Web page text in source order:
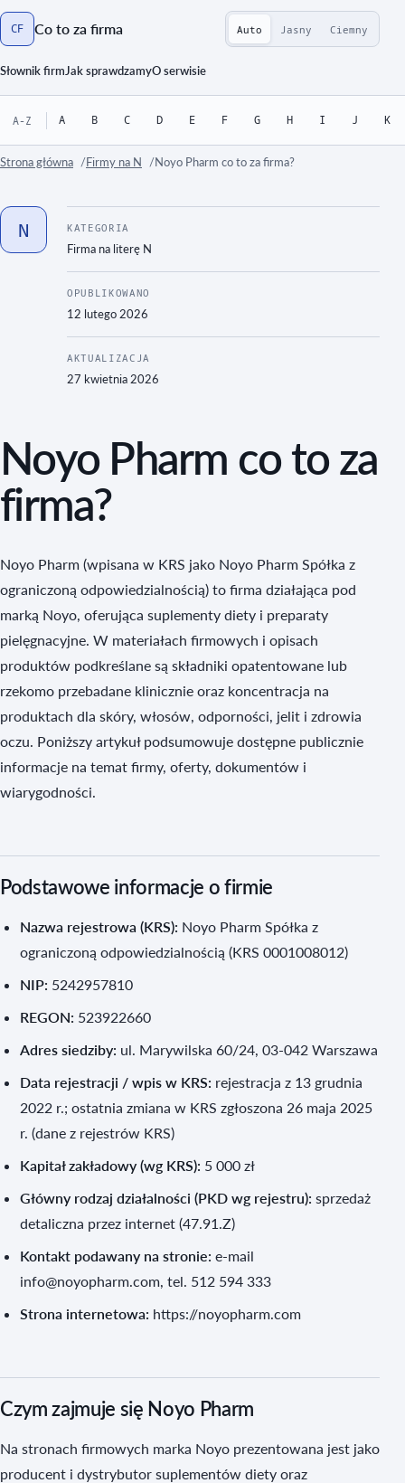
CF Co to za firma
Strona główna
Słownik firmJak sprawdzamyO serwisie
Auto Jasny Ciemny
A-Z A B C D E F G H I J K
Strona główna Firmy na N Noyo Pharm co to za firma?
N KATEGORIA
Firma na literę N
OPUBLIKOWANO
12 lutego 2026
AKTUALIZACJA
27 kwietnia 2026
Noyo Pharm co to za
firma?
Noyo Pharm (wpisana w KRS jako Noyo Pharm Spółka z
ograniczoną odpowiedzialnością) to firma działająca pod
marką Noyo, oferująca suplementy diety i preparaty
pielęgnacyjne. W materiałach firmowych i opisach
produktów podkreślane są składniki opatentowane lub
rzekomo przebadane klinicznie oraz koncentracja na
produktach dla skóry, włosów, odporności, jelit i zdrowia
oczu. Poniższy artykuł podsumowuje dostępne publicznie
informacje na temat firmy, oferty, dokumentów i
wiarygodności.
Podstawowe informacje o firmie
Nazwa rejestrowa (KRS): Noyo Pharm Spółka z
ograniczoną odpowiedzialnością (KRS 0001008012)
NIP: 5242957810
REGON: 523922660
Adres siedziby: ul. Marywilska 60/24, 03-042 Warszawa
Data rejestracji / wpis w KRS: rejestracja z 13 grudnia
2022 r.; ostatnia zmiana w KRS zgłoszona 26 maja 2025
r. (dane z rejestrów KRS)
Kapitał zakładowy (wg KRS): 5 000 zł
Główny rodzaj działalności (PKD wg rejestru): sprzedaż
detaliczna przez internet (47.91.Z)
Kontakt podawany na stronie: e-mail
info@noyopharm.com, tel. 512 594 333
Strona internetowa: https://noyopharm.com
Czym zajmuje się Noyo Pharm
Na stronach firmowych marka Noyo prezentowana jest jako
producent i dystrybutor suplementów diety oraz